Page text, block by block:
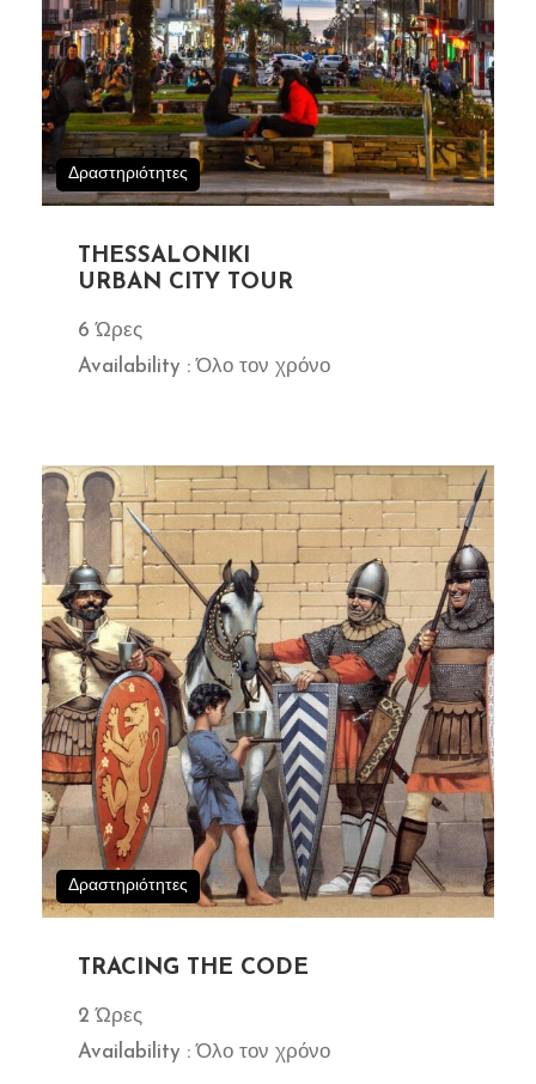
Δραστηριότητες
THESSALONIKI
URBAN CITY TOUR
6 Ώρες
Availability : Όλο τον χρόνο
Δραστηριότητες
TRACING THE CODE
2 Ώρες
Availability : Όλο τον χρόνο